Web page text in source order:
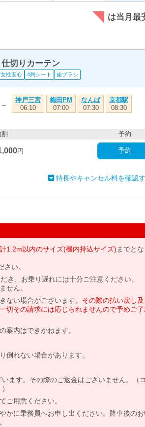
は当月最
切りカーテン
女性安心 4列シート 歯ブラシ
→
神戸三宮
06:10
梅田PM
07:00
なんば
07:30
京都駅
08:30
円
予約
予約
特長やキャンセル料を確認
1.2m以内のサイズ(機内持込サイズ)までと
さい。
き、お乗り遅れには十分ご注意ください。
せん。
ない場合がございます。 その際の払い戻し及
切その請求には応じられませんので予めご
案内はできかねます。
倒れない場合があります。
ます。その際のご返金はございません。（
ご用意ください。
かに乗務員へお申し出ください。降車後の